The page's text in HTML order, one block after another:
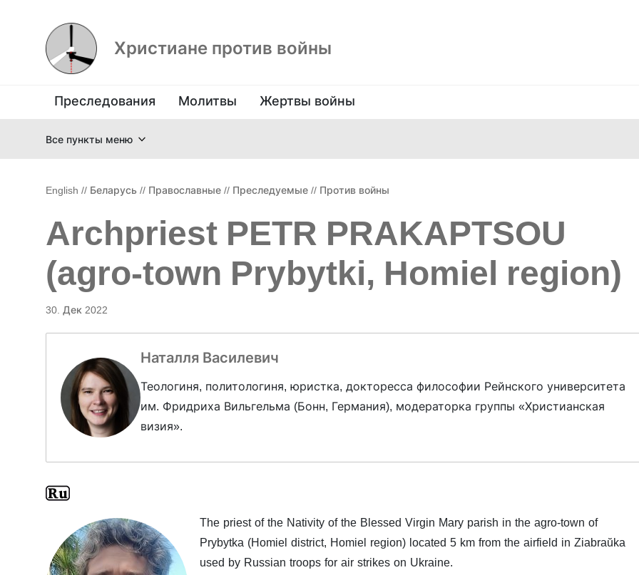
Христиане против войны
Преследования Молитвы Жертвы войны
Все пункты меню
English // Беларусь // Православные // Преследуемые // Против войны
Archpriest PETR PRAKAPTSOU
(agro-town Prybytki, Homiel region)
30. Дек 2022
Наталля Василевич
Теологиня, политологиня, юристка, докторесса философии Рейнского университета
им. Фридриха Вильгельма (Бонн, Германия), модераторка группы «Христианская
визия».
The priest of the Nativity of the Blessed Virgin Mary parish in the agro-town of
Prybytka (Homiel district, Homiel region) located 5 km from the airfield in Ziabraŭka
used by Russian troops for air strikes on Ukraine.